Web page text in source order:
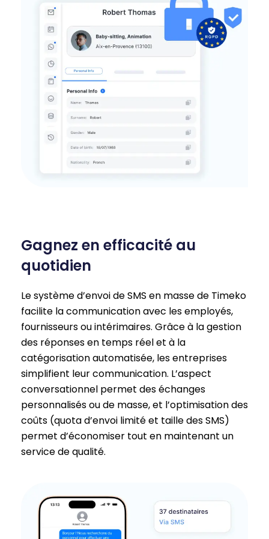
Gagnez en efficacité au
quotidien
Le système d’envoi de SMS en masse de Timeko
facilite la communication avec les employés,
fournisseurs ou intérimaires. Grâce à la gestion
des réponses en temps réel et à la
catégorisation automatisée, les entreprises
simplifient leur communication. L’aspect
conversationnel permet des échanges
personnalisés ou de masse, et l’optimisation des
coûts (quota d’envoi limité et taille des SMS)
permet d’économiser tout en maintenant un
service de qualité.